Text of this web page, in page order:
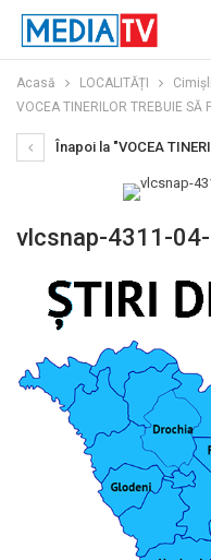
Acasă LOCALITĂȚI
VOCEA TINERILOR TREBUIE SĂ
Înapoi la "VOCEA
vlcsnap-4311-